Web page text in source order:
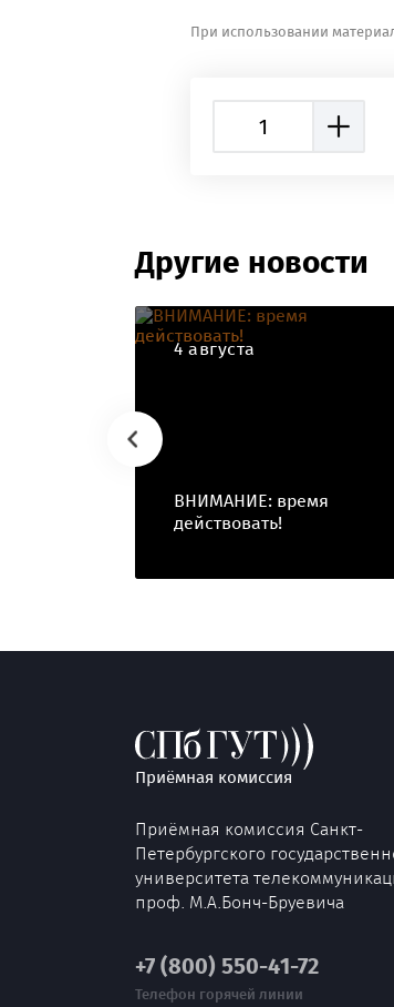
При использовании
1
Другие новости
4 августа
ВНИМАНИЕ: время
действовать!
Приёмная комиссия
Приёмная комиссия Санкт-
Петербургского
университета
проф. М.А.Бонч-Бруевича
+7 (800) 550-41-72
Телефон горячей линии